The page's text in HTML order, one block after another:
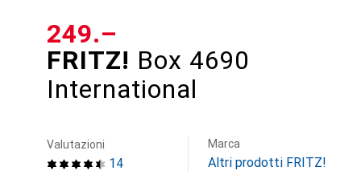
FRITZ! Box 4690
International
CHF
249.–
14
Valutazioni Marca
Altri prodotti FRITZ!